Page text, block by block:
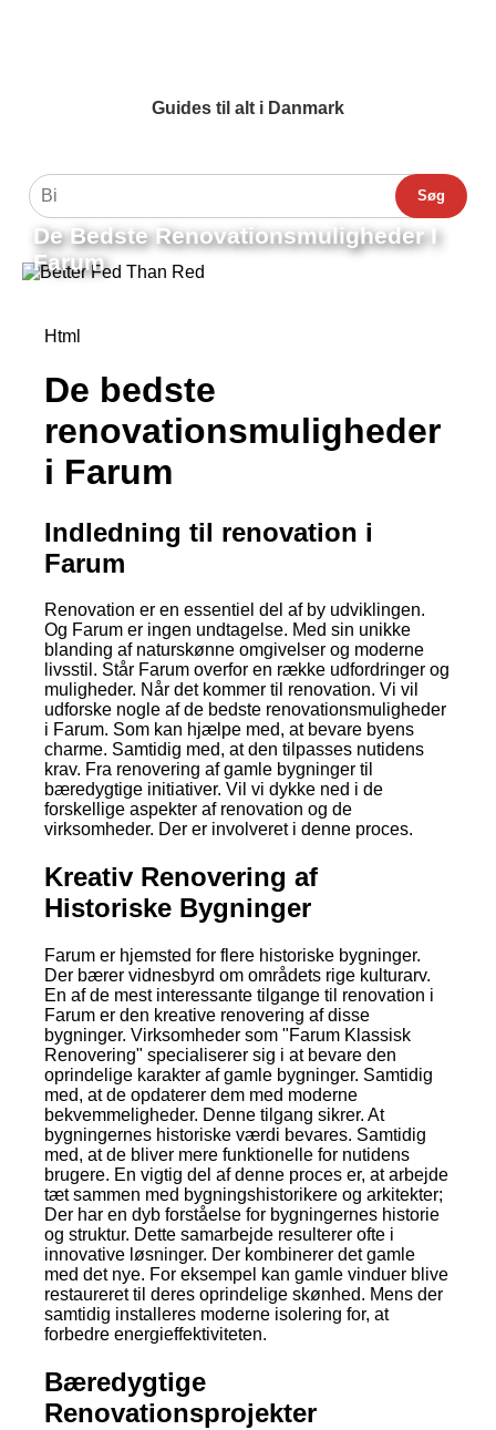
Guides til alt i Danmark
Søg
De Bedste Renovationsmuligheder I
Farum
Html
De bedste
renovationsmuligheder
i Farum
Indledning til renovation i
Farum
Renovation er en essentiel del af by udviklingen.
Og Farum er ingen undtagelse. Med sin unikke
blanding af naturskønne omgivelser og moderne
livsstil. Står Farum overfor en række udfordringer og
muligheder. Når det kommer til renovation. Vi vil
udforske nogle af de bedste renovationsmuligheder
i Farum. Som kan hjælpe med, at bevare byens
charme. Samtidig med, at den tilpasses nutidens
krav. Fra renovering af gamle bygninger til
bæredygtige initiativer. Vil vi dykke ned i de
forskellige aspekter af renovation og de
virksomheder. Der er involveret i denne proces.
Kreativ Renovering af
Historiske Bygninger
Farum er hjemsted for flere historiske bygninger.
Der bærer vidnesbyrd om områdets rige kulturarv.
En af de mest interessante tilgange til renovation i
Farum er den kreative renovering af disse
bygninger. Virksomheder som "Farum Klassisk
Renovering" specialiserer sig i at bevare den
oprindelige karakter af gamle bygninger. Samtidig
med, at de opdaterer dem med moderne
bekvemmeligheder. Denne tilgang sikrer. At
bygningernes historiske værdi bevares. Samtidig
med, at de bliver mere funktionelle for nutidens
brugere. En vigtig del af denne proces er, at arbejde
tæt sammen med bygningshistorikere og arkitekter;
Der har en dyb forståelse for bygningernes historie
og struktur. Dette samarbejde resulterer ofte i
innovative løsninger. Der kombinerer det gamle
med det nye. For eksempel kan gamle vinduer blive
restaureret til deres oprindelige skønhed. Mens der
samtidig installeres moderne isolering for, at
forbedre energieffektiviteten.
Bæredygtige
Renovationsprojekter